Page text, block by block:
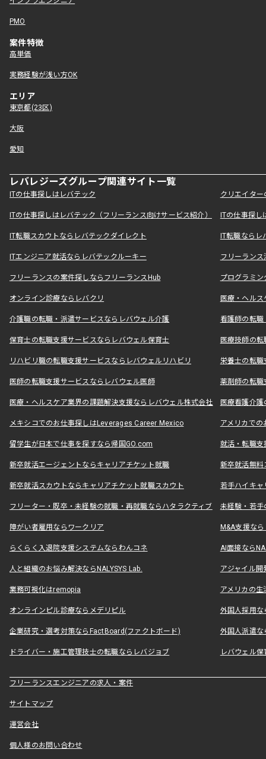
PMO
案件特徴
高単価
実務経験が浅い方OK
エリア
東京都(23区)
大阪
愛知
レバレジーズグループ関連サイト一覧
ITの仕事探しはレバテック クリエイタ
ITの仕事探しはレバテック（フリーランス向けサービス紹介） ITの仕事探
IT転職スカウトならレバテックダイレクト IT転職なら
ITエンジニア就活ならレバテックルーキー フリーラン
フリーランスの案件探しならフリーランスHub プログラミ
オンライン診療ならレバクリ 医療・ヘル
介護職の転職・派遣サービスならレバウェル介護 看護師の転
保育士の転職支援サービスならレバウェル保育士 医療技師の
リハビリ職の転職支援サービスならレバウェルリハビリ 栄養士の転
医師の転職支援サービスならレバウェル医師 薬剤師の転
医療・ヘルスケア業界の課題解決支援ならレバウェル株式会社 医療看護介
メキシコでのお仕事探しはLeverages Career Mexico アメリカで
留学生が日本で仕事を探すなら帰国GO.com 就活・転職
新卒就活エージェントならキャリアチケット就職 新卒就活無料
新卒就活スカウトならキャリアチケット就職スカウト 若手ハイキ
フリーター・既卒・未経験の就職・再就職ならハタラクティブ 未経験・若手
障がい者雇用ならワークリア M&A支援な
らくらく入退院支援システムならわんコネ AI面接なら
人と組織のお悩み解決ならNALYSYS Lab. アジャイル
業務可視化はremopia アメリカの
オンラインピル診療ならメデリピル 外国人採用
企業研究・選考対策ならFactBoard(ファクトボード) 外国人派遣な
ドライバー・施工管理技士の転職ならレバジョブ レバウェル
フリーランスエンジニアの求人・案件
サイトマップ
運営会社
個人様のお問い合わせ